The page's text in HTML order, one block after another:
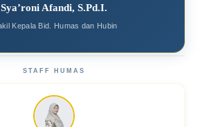
Sya’roni Afandi, S.Pd.I.
Kepala Bid. Humas dan Hubin
STAFF HUMAS